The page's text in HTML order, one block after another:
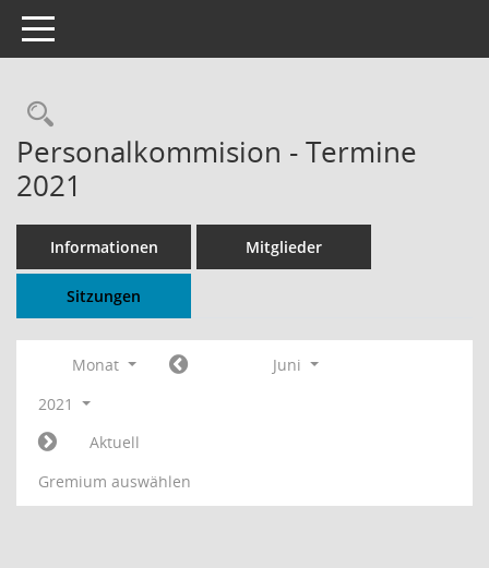
Toggle navigation
Rechercheauswahl
Personalkommision - Termine
2021
Informationen Mitglieder
Sitzungen
Monat
Juni
2021
Aktuell
Gremium auswählen